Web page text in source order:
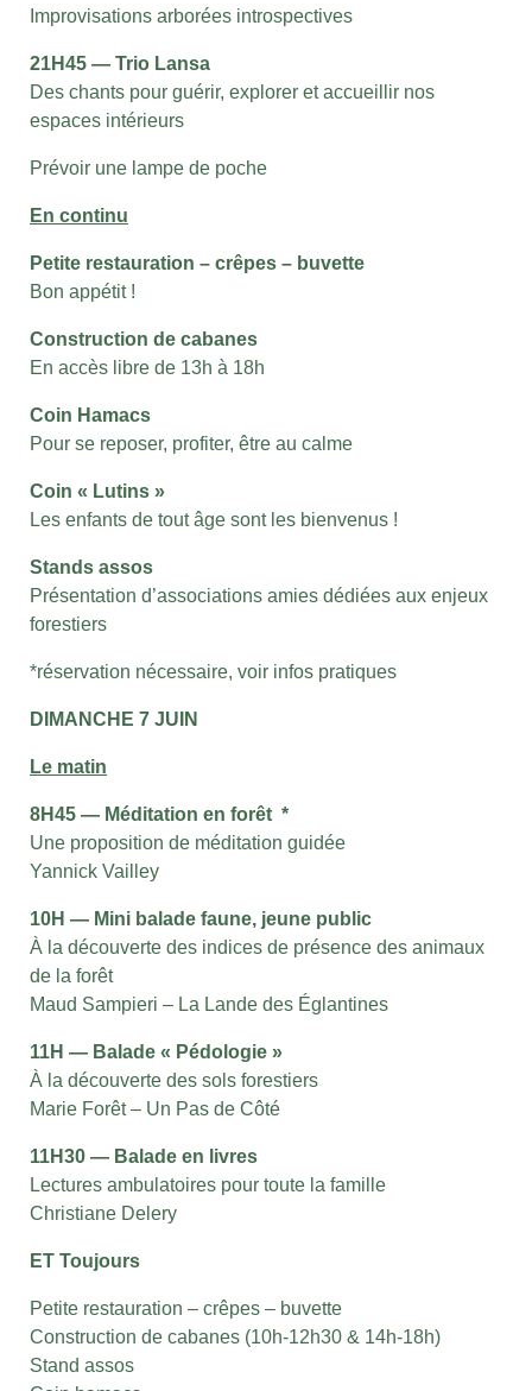
Improvisations arborées introspectives
21H45 — Trio Lansa
Des chants pour guérir, explorer et accueillir nos
espaces intérieurs
Prévoir une lampe de poche
En continu
Petite restauration – crêpes – buvette
Bon appétit !
Construction de cabanes
En accès libre de 13h à 18h
Coin Hamacs
Pour se reposer, profiter, être au calme
Coin « Lutins »
Les enfants de tout âge sont les bienvenus !
Stands assos
Présentation d’associations amies dédiées aux enjeux
forestiers
*réservation nécessaire, voir infos pratiques
DIMANCHE 7 JUIN
Le matin
8H45 — Méditation en forêt *
Une proposition de méditation guidée
Yannick Vailley
10H — Mini balade faune, jeune public
À la découverte des indices de présence des animaux
de la forêt
Maud Sampieri – La Lande des Églantines
11H — Balade « Pédologie »
À la découverte des sols forestiers
Marie Forêt – Un Pas de Côté
11H30 — Balade en livres
Lectures ambulatoires pour toute la famille
Christiane Delery
ET Toujours
Petite restauration – crêpes – buvette
Construction de cabanes (10h-12h30 & 14h-18h)
Stand assos